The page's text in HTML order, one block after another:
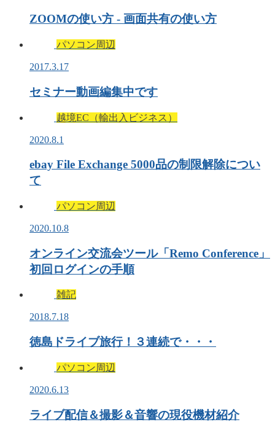
ZOOMの使い方 - 画面共有の使い方
パソコン周辺
2017.3.17
セミナー動画編集中です
越境EC（輸出入ビジネス）
2020.8.1
ebay File Exchange 5000品の制限解除につい
て
パソコン周辺
2020.10.8
オンライン交流会ツール「Remo Conference」
初回ログインの手順
雑記
2018.7.18
徳島ドライブ旅行！３連続で・・・
パソコン周辺
2020.6.13
ライブ配信＆撮影＆音響の現役機材紹介